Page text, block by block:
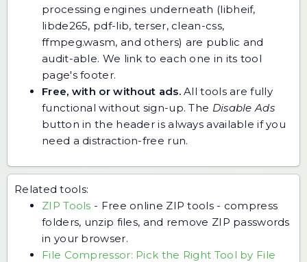
processing engines underneath (libheif,
libde265, pdf-lib, terser, clean-css,
ffmpeg.wasm, and others) are public and
audit-able. We link to each one in its tool
page's footer.
Free, with or without ads.All tools are fully
functional without sign-up. The Disable Ads
button in the header is always available if you
need a distraction-free run.
Related tools:
ZIP Tools - Free online ZIP tools - compress
folders, unzip files, and remove ZIP passwords
in your browser.
File Compressor: Pick the Right Tool by File